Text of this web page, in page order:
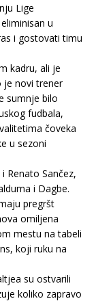
Lige
u
i gostovati timu
kadru, ali je
je novi trener
sumnje bilo
fudbala,
čoveka
u sezoni
Renato Sančez,
i Dagbe.
pregršt
omiljena
mestu na tabeli
koji ruku na
su ostvarili
koliko zapravo